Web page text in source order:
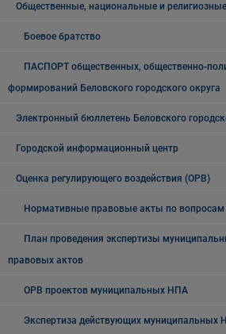
Общественные, национальные и
Боевое братство
ПАСПОРТ общественных, общественно-
формирований Беловского городского округа
Электронный бюллетень Беловского
Городской информационный центр
Оценка регулирующего воздействия (ОРВ)
Нормативные правовые акты по
План проведения экспертизы
правовых актов
ОРВ проектов муниципальных НПА
Экспертиза действующих муниципальных